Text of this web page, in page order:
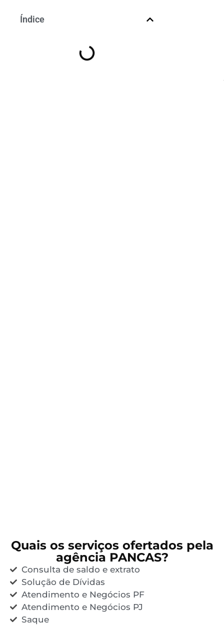
Índice
Quais os serviços ofertados pela
agência PANCAS?
Consulta de saldo e extrato
Solução de Dívidas
Atendimento e Negócios PF
Atendimento e Negócios PJ
Saque